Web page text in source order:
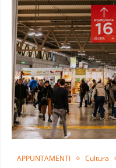
APPUNTAMENTI Cultura